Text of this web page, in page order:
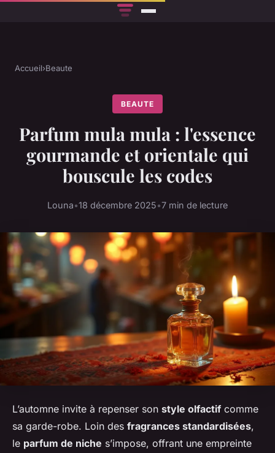
Accueil›Beaute
BEAUTE
Parfum mula mula : l'essence
gourmande et orientale qui
bouscule les codes
Louna•18 décembre 2025•7 min de lecture
L’automne invite à repenser son style olfactif comme
sa garde-robe. Loin des fragrances standardisées,
le parfum de niche s’impose, offrant une empreinte